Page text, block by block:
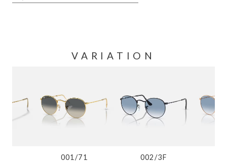
VARIATION
001/71 002/3F